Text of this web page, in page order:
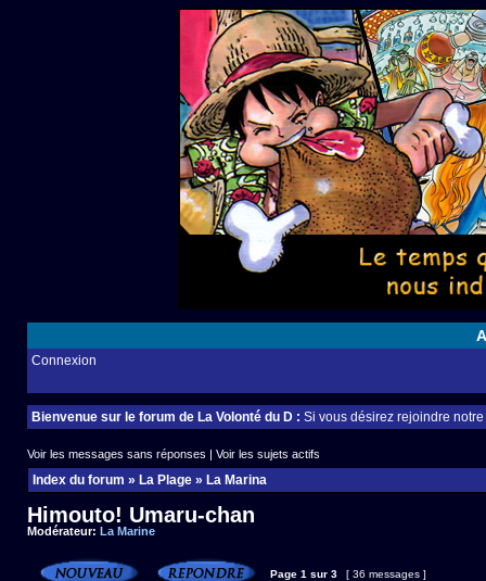
Connexion
Bienvenue sur le forum de La Volonté du D : Si vous désirez rejoindre
Voir les messages sans réponses | Voir les sujets actifs
Index du forum » La Plage » La Marina
Himouto! Umaru-chan
Modérateur: La Marine
Page 1 sur 3 [ 36 messages ]